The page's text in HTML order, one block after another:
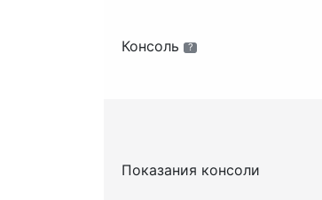
Консоль ?
Показания консоли